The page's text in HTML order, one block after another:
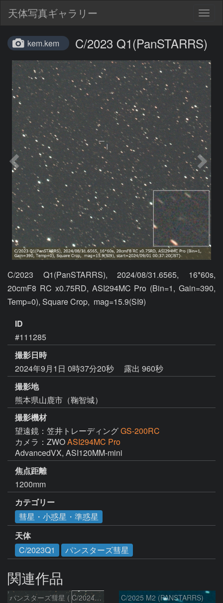
天体写真ギャラリー
kem.kem C/2023 Q1(PanSTARRS)
C/2023 Q1(PanSTARRS), 2024/08/31.6565, 16*60s,
20cmF8 RC x0.75RD, ASI294MC Pro (Bin=1, Gain=390,
Temp=0), Square Crop,  mag=15.9(SI9)
ID
#111285
撮影日時
2024年9月1日 0時37分20秒
露出 960秒
撮影地
熊本県山鹿市（鞠智城）
撮影機材
望遠鏡：笠井トレーディングGS-200RC
カメラ：ZWOASI294MC Pro
AdvancedVX, ASI120MM-mini
焦点距離
1200mm
カテゴリー
彗星・小惑星・準惑星
天体
C/2023Q1
パンスターズ彗星
関連作品
パンスターズ彗星 ( C/2024R4 )：2026/07/27 C/2025 M2 (PANSTARRS)